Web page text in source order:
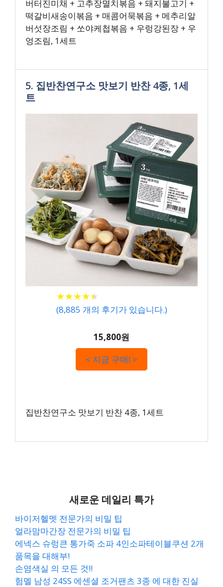
버터진미채 + 고추장멸치볶음 + 돼지불고기 +
떡갈비새송이볶음 + 매콤어묵볶음 + 메추리알
버섯장조림 + 쏘야케첩볶음 + 우렁강된장 + 우
엉조림, 1세트
5. 집반찬연구소 맛보기 반찬 4종, 1세
트
★★★★★
★★★★★
(8,885 개의 후기가 있습니다.)
15,800원
< 지금 구매! >
집반찬연구소 맛보기 반찬 4종, 1세트
새로운 데일리 특가
바이저헬멧 전문가의 비밀 팁
얼라맘마간장 전문가의 비밀 팁
에넥스 슈렁큰 통가죽 소파 4인소파테이블쿠션 2개
품목을 대해부!
손염색실 의 모든 것!!
험멜 남성 24SS 에센셜 조거팬츠 3종 에 대한 진실